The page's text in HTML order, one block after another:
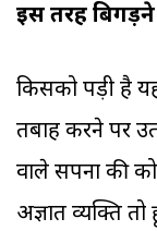
इस तरह
किसको पड़ी है
तबाह करने पर
वाले सपनों की
अज्ञात व्यक्ति